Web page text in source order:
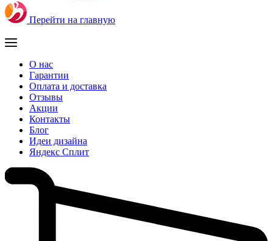
Перейти на главную
О нас
Гарантии
Оплата и доставка
Отзывы
Акции
Контакты
Блог
Идеи дизайна
Яндекс Сплит